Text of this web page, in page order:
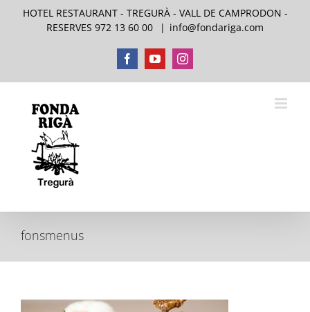
SaltarHOTEL RESTAURANT - TREGURÀ - VALL DE CAMPRODON -
RESERVES 972 13 60 00
| info@fondariga.com
FacebookYouTubeInstagram
fonsmenus